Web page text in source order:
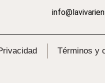
Términos y